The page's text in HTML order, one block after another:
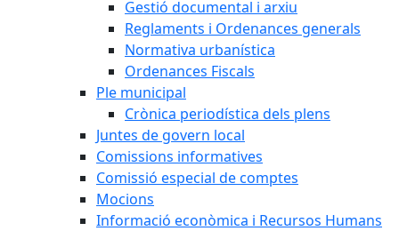
Gestió documental i arxiu
Reglaments i Ordenances generals
Normativa urbanística
Ordenances Fiscals
Ple municipal
Crònica periodística dels plens
Juntes de govern local
Comissions informatives
Comissió especial de comptes
Mocions
Informació econòmica i Recursos Humans